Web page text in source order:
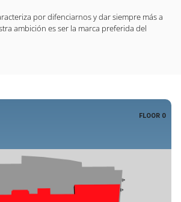
por difenciarnos y dar siempre más a
ambición es ser la marca preferida del